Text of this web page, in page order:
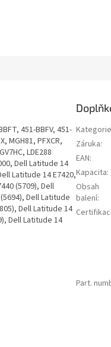
451-BBFV, 451-
MGH81, PFXCR,
LDE288
Dell Latitude 14
Latitude 14 E7420,
(5709), Dell
Dell Latitude
Dell Latitude 14
Dell Latitude 14
Kategorie
Záruka:
EAN:
Kapacita:
Obsah
balení:
Part.